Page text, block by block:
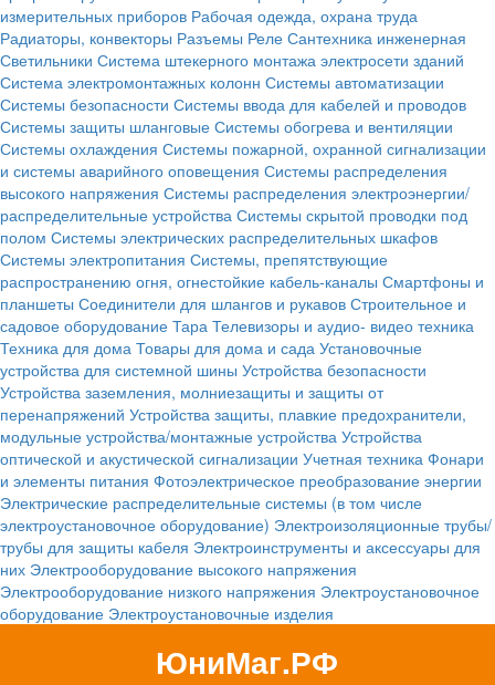
измерительных приборов Рабочая одежда, охрана труда
Радиаторы, конвекторы Разъемы Реле Сантехника инженерная
Светильники Система штекерного монтажа электросети зданий
Система электромонтажных колонн Системы автоматизации
Системы безопасности Системы ввода для кабелей и проводов
Системы защиты шланговые Системы обогрева и вентиляции
Системы охлаждения Системы пожарной, охранной сигнализации
и системы аварийного оповещения Системы распределения
высокого напряжения Системы распределения электроэнергии/
распределительные устройства Системы скрытой проводки под
полом Системы электрических распределительных шкафов
Системы электропитания Системы, препятствующие
распространению огня, огнестойкие кабель-каналы Смартфоны и
планшеты Соединители для шлангов и рукавов Строительное и
садовое оборудование Тара Телевизоры и аудио- видео техника
Техника для дома Товары для дома и сада Установочные
устройства для системной шины Устройства безопасности
Устройства заземления, молниезащиты и защиты от
перенапряжений Устройства защиты, плавкие предохранители,
модульные устройства/монтажные устройства Устройства
оптической и акустической сигнализации Учетная техника Фонари
и элементы питания Фотоэлектрическое преобразование энергии
Электрические распределительные системы (в том числе
электроустановочное оборудование) Электроизоляционные трубы/
трубы для защиты кабеля Электроинструменты и аксессуары для
них Электрооборудование высокого напряжения
Электрооборудование низкого напряжения Электроустановочное
оборудование Электроустановочные изделия
ЮниМаг.РФ